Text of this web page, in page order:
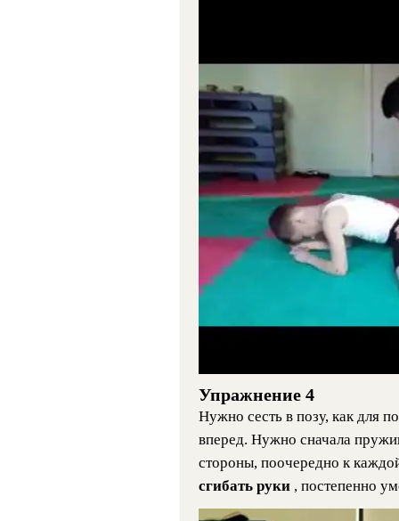
Упражнение 4
Нужно сесть в позу, как для
вперед. Нужно сначала
стороны, поочередно к
сгибать руки , постепенно